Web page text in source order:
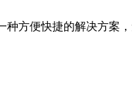
方便快捷的解决方案